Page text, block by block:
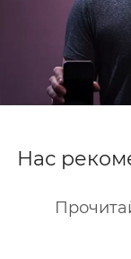
Нас